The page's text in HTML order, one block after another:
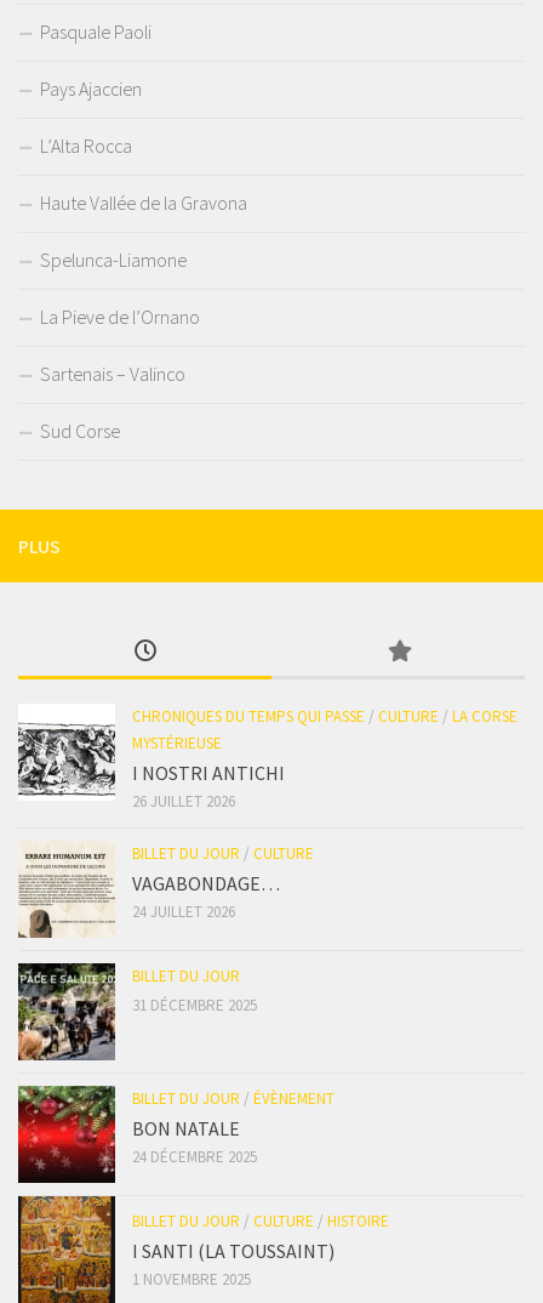
Pasquale Paoli
Pays Ajaccien
L’Alta Rocca
Haute Vallée de la Gravona
Spelunca-Liamone
La Pieve de l’Ornano
Sartenais – Valinco
Sud Corse
PLUS
CHRONIQUES DU TEMPS QUI PASSE / CULTURE / LA CORSE
MYSTÉRIEUSE
I NOSTRI ANTICHI
26 JUILLET 2026
BILLET DU JOUR / CULTURE
VAGABONDAGE…
24 JUILLET 2026
BILLET DU JOUR
31 DÉCEMBRE 2025
BILLET DU JOUR / ÉVÈNEMENT
BON NATALE
24 DÉCEMBRE 2025
BILLET DU JOUR / CULTURE / HISTOIRE
I SANTI (LA TOUSSAINT)
1 NOVEMBRE 2025